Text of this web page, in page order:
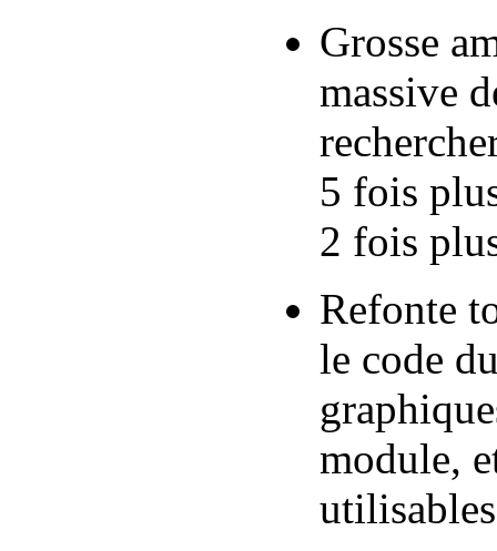
Grosse
massive
5 fois
2 fois
Refonte
le code
module,